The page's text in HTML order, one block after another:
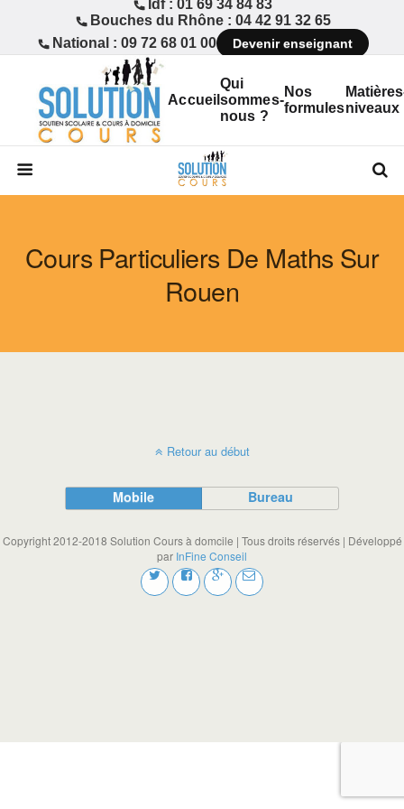
Idf : 01 69 34 84 83
Bouches du Rhône : 04 42 91 32 65
National : 09 72 68 01 00
Devenir enseignant
Accueil
Qui
sommes-
nous ?
Nos
formulesniveaux
Cours Particuliers De Maths Sur
Rouen
Retour au début
Mobile Bureau
Copyright 2012-2018 Solution Cours à domcile | Tous droits réservés | Développé
par InFine Conseil